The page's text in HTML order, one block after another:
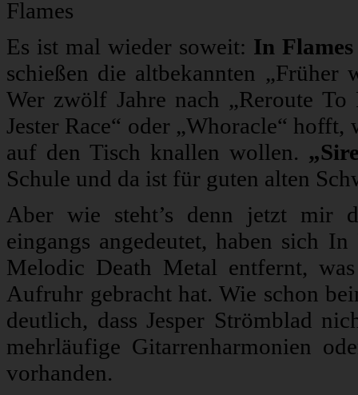
Es ist mal wieder soweit: In Flames
schießen die altbekannten „Früher
Wer zwölf Jahre nach „Reroute
Jester Race“ oder „Whoracle“
auf den Tisch knallen wollen.
Schule und da ist für guten alten
Aber wie steht’s denn jetzt mir
eingangs angedeutet, haben sich
Melodic Death Metal entfernt,
Aufruhr gebracht hat. Wie schon
deutlich, dass Jesper Strömblad
mehrläufige Gitarrenharmonien
vorhanden.